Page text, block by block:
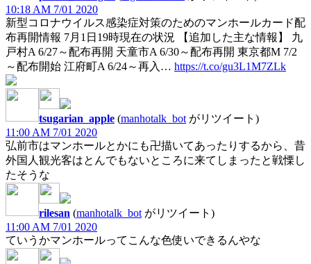
10:18 AM 7/01 2020
新型コロナウイルス感染症対策のためのマンホールカード配
布再開情報 7月1日19時現在の状況 【追加した主な情報】 九
戸村A 6/27～配布再開 天童市A 6/30～配布再開 東京都M 7/2
～配布開始 江府町A 6/24～再入… https://t.co/gu3L1M7ZLk
tsugarian_apple (manhotalk_bot がリツイート)
11:00 AM 7/01 2020
弘前市はマンホールとかにも卍描いてあったりするから、昔
外国人観光客はとんでもないところに来てしまったと戦慄し
たそうな
rilesan (manhotalk_bot がリツイート)
11:00 AM 7/01 2020
ていうかマンホールってこんな色使いできるんやな